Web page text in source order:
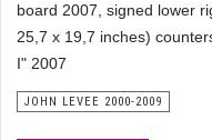
board 2007, signed lower
25,7 x 19,7 inches)
I" 2007
JOHN LEVEE 2000-2009